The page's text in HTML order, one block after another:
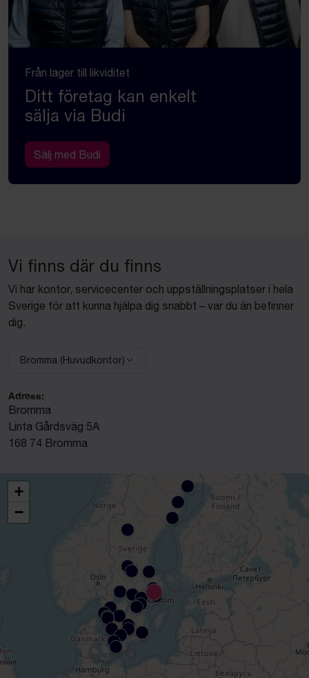
Från lager till likviditet
Ditt företag kan enkelt
sälja via Budi
Sälj med Budi
Vi finns där du finns
Vi har kontor, servicecenter och uppställningsplatser i hela
Sverige för att kunna hjälpa dig snabbt – var du än befinner
dig.
Välj anläggning:
Bromma (Huvudkontor)
Adress:
Bromma
Linta Gårdsväg 5A
168 74 Bromma
+
−